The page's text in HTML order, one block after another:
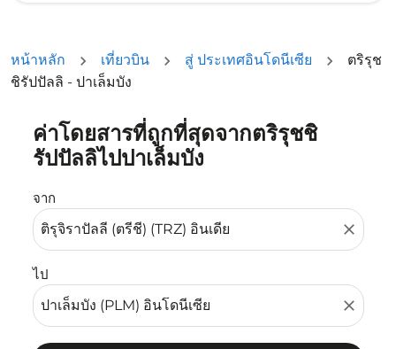
หน้าหลัก เที่ยวบิน สู่ ประเทศอินโดนีเซีย
ตริรุช
ชิรัปปัลลิ - ปาเล็มบัง
ค่าโดยสารที่ถูกที่สุดจากตริรุชชิ
รัปปัลลิไปปาเล็มบัง
จาก
close
ไป
close
ลองอัปเดตเส้นทางของคุณ (ต้นทางและ/หรือปลายทาง) หรื